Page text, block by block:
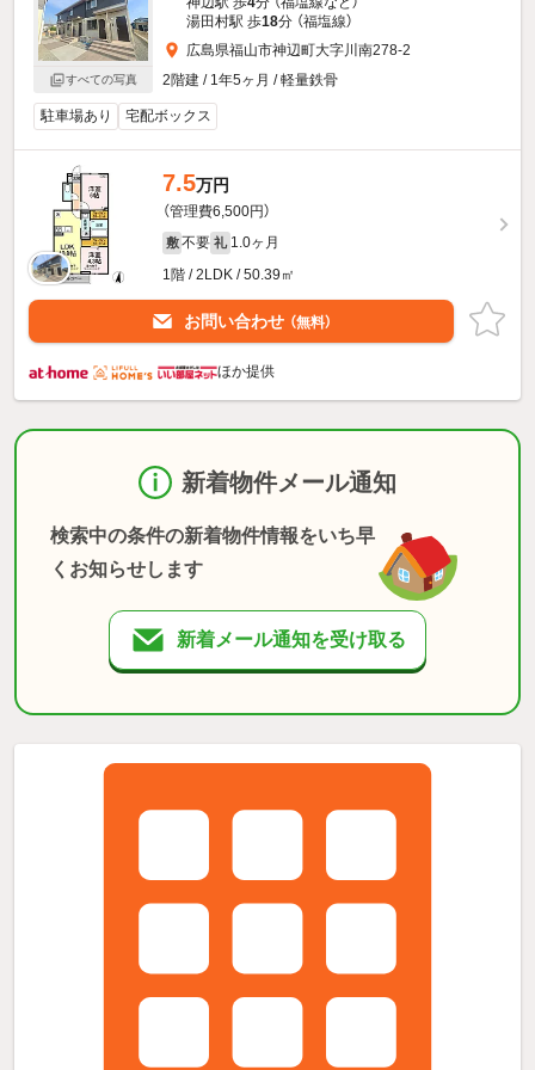
すべての写真
湯田村駅 歩18分 （福塩線）
広島県福山市神辺町大字川南278-2
2階建 / 1年5ヶ月 / 軽量鉄骨
駐車場あり 宅配ボックス
7.5万円
（管理費6,500円）
敷 不要 礼 1.0ヶ月
1階 / 2LDK / 50.39㎡
お問い合わせ （無料）
ほか提供
新着物件メール通知
検索中の条件の新着物件情報をいち早
くお知らせします
新着メール通知を受け取る